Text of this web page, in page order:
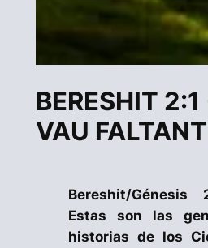
BERESHIT
VAU
Bereshit/
Estas son las
historias de los